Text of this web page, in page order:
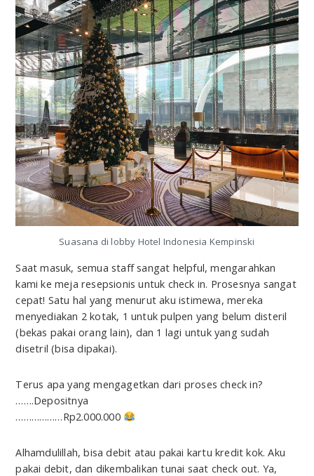
Suasana di lobby Hotel Indonesia Kempinski
Saat masuk, semua staff sangat helpful, mengarahkan
kami ke meja resepsionis untuk check in. Prosesnya sangat
cepat! Satu hal yang menurut aku istimewa, mereka
menyediakan 2 kotak, 1 untuk pulpen yang belum disteril
(bekas pakai orang lain), dan 1 lagi untuk yang sudah
disetril (bisa dipakai).
Terus apa yang mengagetkan dari proses check in?
…….Depositnya
………………Rp2.000.000
Alhamdulillah, bisa debit atau pakai kartu kredit kok. Aku
pakai debit, dan dikembalikan tunai saat check out. Ya,